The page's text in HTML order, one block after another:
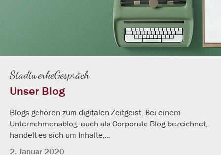
Unser Blog
StadtwerkeGespräch
Blogs gehören zum digitalen Zeitgeist. Bei einem
Unternehmensblog, auch als Corporate Blog bezeichnet,
handelt es sich um Inhalte,…
2. Januar 2020